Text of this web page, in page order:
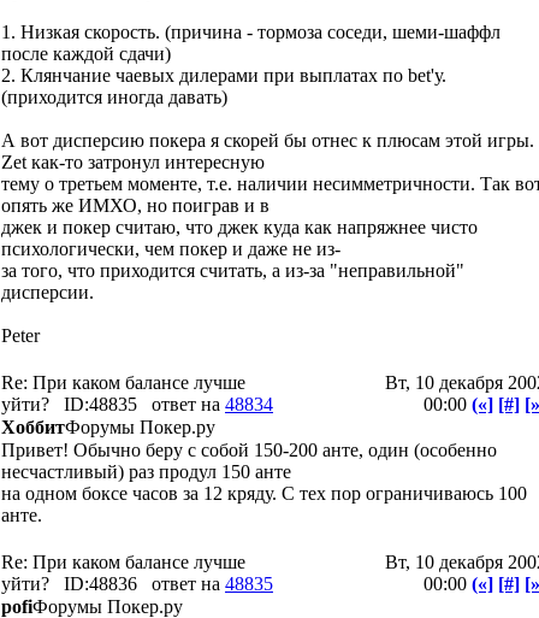
1. Низкая скорость. (причина - тормоза соседи, шеми-шаффл
после каждой сдачи)
2. Клянчание чаевых дилерами при выплатах по bet'у.
(приходится иногда давать)
А вот дисперсию покера я скорей бы отнес к плюсам этой игры.
Zet как-то затронул интересную
тему о третьем моменте, т.е. наличии несимметричности. Так
опять же ИМХО, но поиграв и в
джек и покер считаю, что джек куда как напряжнее чисто
психологически, чем покер и даже не из-
за того, что приходится считать, а из-за "неправильной"
дисперсии.
Peter
Re: При каком балансе лучше
уйти?
ID:48835 ответ на 48834
Вт, 10 декабря
00:00 («] [#]
ХоббитФорумы Покер.ру
Привет! Обычно беру с собой 150-200 анте, один (особенно
несчастливый) раз продул 150 анте
на одном боксе часов за 12 кряду. С тех пор ограничиваюсь 100
анте.
Re: При каком балансе лучше
уйти?
ID:48836 ответ на 48835
Вт, 10 декабря
00:00 («] [#]
pofiФорумы Покер.ру